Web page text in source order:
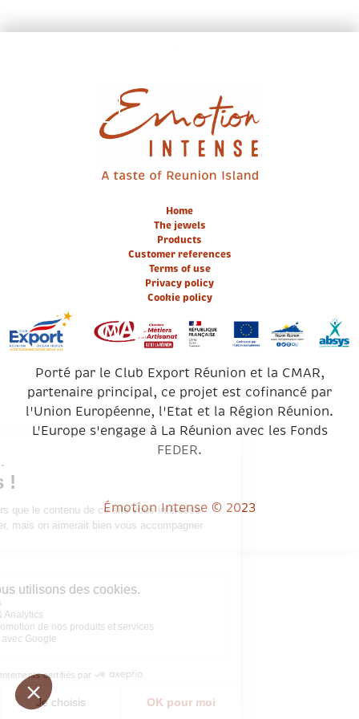
Home
The jewels
Products
Customer references
Terms of use
Privacy policy
Cookie policy
Porté par le Club Export Réunion et la CMAR,
partenaire principal, ce projet est cofinancé par
l'Union Européenne, l'Etat et la Région Réunion.
L'Europe s'engage à La Réunion avec les Fonds
FEDER.
Émotion Intense © 2023